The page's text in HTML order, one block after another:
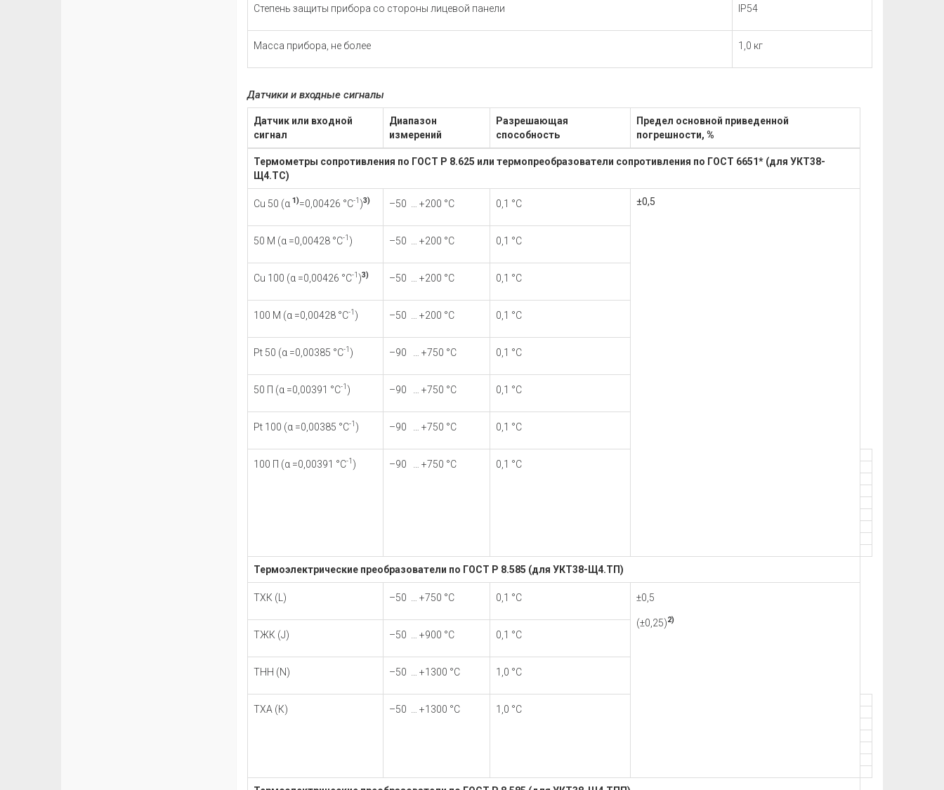
Степень защиты прибора со стороны лицевой панели IР54
Масса прибора, не более 1,0 кг
Датчики и входные сигналы
Датчик или входной
сигнал
Диапазон
измерений
Разрешающая
способность
Предел основной приведенной
погрешности, %
Термометры сопротивления по ГОСТ Р 8.625 или термопреобразователи сопротивления по ГОСТ 6651* (для УКТ38-
Щ4.ТС)
Cu 50 (α 1)=0,00426 °С-1 )3) –50 … +200 °С 0,1 °С ±0,5
50 М (α =0,00428 °С-1 ) –50 … +200 °С 0,1 °С
Cu 100 (α =0,00426 °С-1 )3) –50 … +200 °С 0,1 °С
100 М (α =0,00428 °С-1 ) –50 … +200 °С 0,1 °С
Pt 50 (α =0,00385 °С-1 ) –90 … +750 °С 0,1 °С
50 П (α =0,00391 °С-1 ) –90 … +750 °С 0,1 °С
Pt 100 (α =0,00385 °С-1 ) –90 … +750 °С 0,1 °С
100 П (α =0,00391 °С-1 ) –90 … +750 °С 0,1 °С
Термоэлектрические преобразователи по ГОСТ Р 8.585 (для УКТ38-Щ4.ТП)
TХК (L) –50 … +750 °С 0,1 °С ±0,5
(±0,25)2)
TЖК (J) –50 … +900 °С 0,1 °С
TНН (N) –50 … +1300 °С 1,0 °С
TХА (К) –50 … +1300 °С 1,0 °С